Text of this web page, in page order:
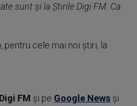
sunt și la Știrile Digi FM. Ca
, pentru cele mai noi știri, la
FM şi pe Google News şi